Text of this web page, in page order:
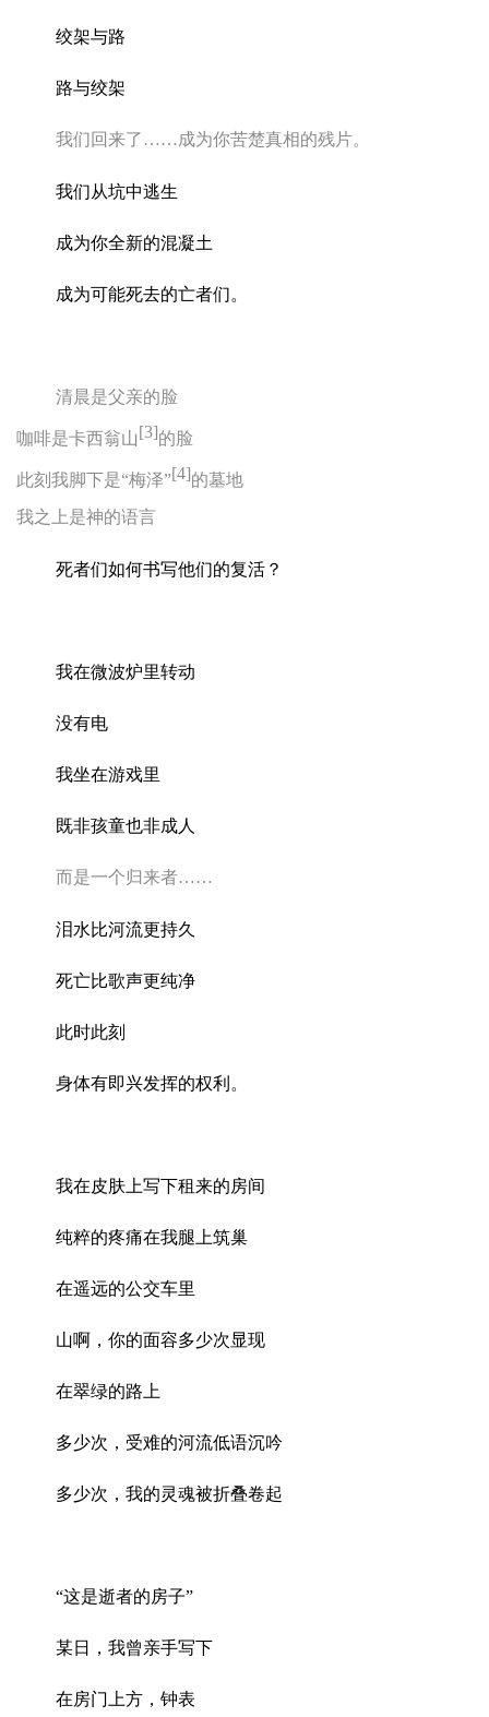
绞架与路
路与绞架
我们回来了 …… 成为你苦楚真相的残片。
我们从坑中逃生
成为你全新的混凝土
成为可能死去的亡者们。
清晨是父亲的脸
咖啡是卡西翁山[3]的脸
此刻我脚下是“梅泽”[4]的墓地
我之上是神的语言
死者们如何书写他们的复活？
我在微波炉里转动
没有电
我坐在游戏里
既非孩童也非成人
而是一个归来者……
泪水比河流更持久
死亡比歌声更纯净
此时此刻
身体有即兴发挥的权利。
我在皮肤上写下租来的房间
纯粹的疼痛在我腿上筑巢
在遥远的公交车里
山啊，你的面容多少次显现
在翠绿的路上
多少次，受难的河流低语沉吟
多少次，我的灵魂被折叠卷起
“这是逝者的房子”
某日，我曾亲手写下
在房门上方，钟表